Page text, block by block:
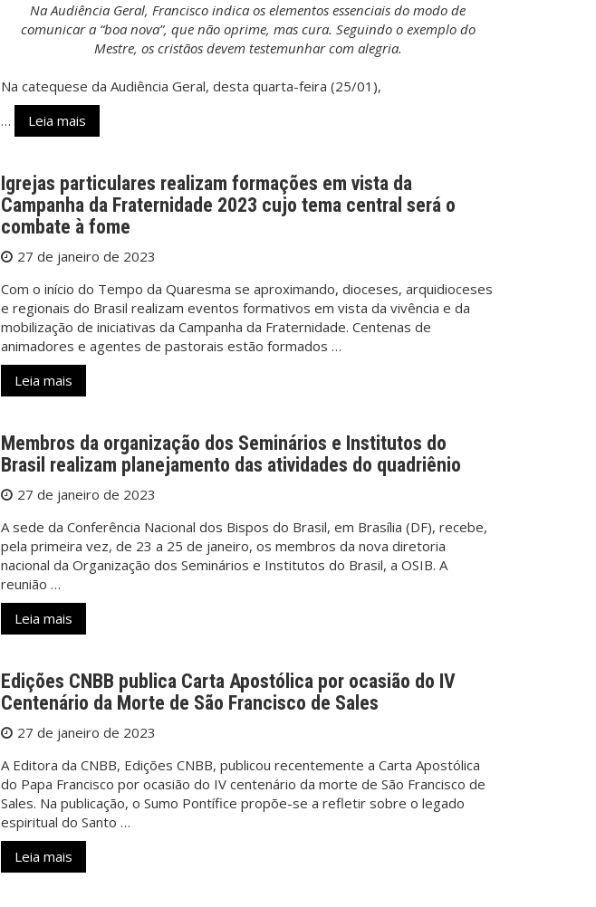
Na Audiência Geral, Francisco indica os elementos essenciais do modo de
comunicar a “boa nova”, que não oprime, mas cura. Seguindo o exemplo do
Mestre, os cristãos devem testemunhar com alegria.
Na catequese da Audiência Geral, desta quarta-feira (25/01),
…
Leia mais
Igrejas particulares realizam formações em vista da
Campanha da Fraternidade 2023 cujo tema central será o
combate à fome
27 de janeiro de 2023
Com o início do Tempo da Quaresma se aproximando, dioceses, arquidioceses
e regionais do Brasil realizam eventos formativos em vista da vivência e da
mobilização de iniciativas da Campanha da Fraternidade. Centenas de
animadores e agentes de pastorais estão formados …
Leia mais
Membros da organização dos Seminários e Institutos do
Brasil realizam planejamento das atividades do quadriênio
27 de janeiro de 2023
A sede da Conferência Nacional dos Bispos do Brasil, em Brasília (DF), recebe,
pela primeira vez, de 23 a 25 de janeiro, os membros da nova diretoria
nacional da Organização dos Seminários e Institutos do Brasil, a OSIB. A
reunião …
Leia mais
Edições CNBB publica Carta Apostólica por ocasião do IV
Centenário da Morte de São Francisco de Sales
27 de janeiro de 2023
A Editora da CNBB, Edições CNBB, publicou recentemente a Carta Apostólica
do Papa Francisco por ocasião do IV centenário da morte de São Francisco de
Sales. Na publicação, o Sumo Pontífice propõe-se a refletir sobre o legado
espiritual do Santo …
Leia mais